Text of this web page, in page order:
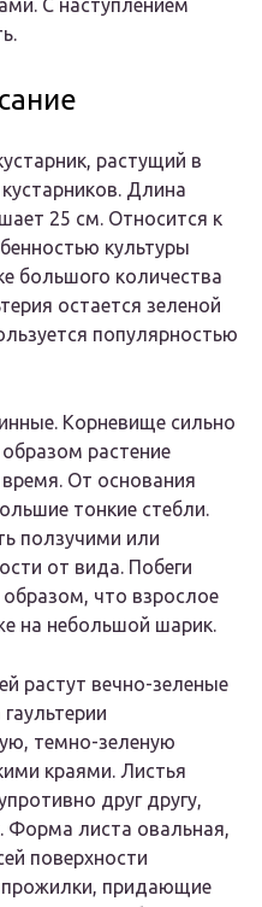
С наступлением
растущий в
Длина
25 см. Относится к
культуры
большого количества
остается зеленой
популярностью
Корневище сильно
растение
От основания
тонкие стебли.
ползучими или
от вида. Побеги
образом, что взрослое
на небольшой шарик.
растут вечно-зеленые
темно-зеленую
краями. Листья
друг другу,
листа овальная,
поверхности
придающие